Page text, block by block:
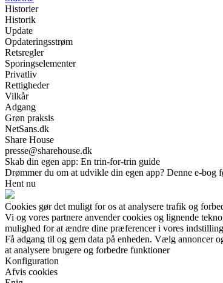
Historier
Historik
Update
Opdateringsstrøm
Retsregler
Sporingselementer
Privatliv
Rettigheder
Vilkår
Adgang
Grøn praksis
NetSans.dk
Share House
presse@sharehouse.dk
Skab din egen app: En trin-for-trin guide
Drømmer du om at udvikle din egen app? Denne e-
Hent nu
Cookies gør det muligt for os at analysere trafik og
Vi og vores partnere anvender cookies og lignende
mulighed for at ændre dine præferencer i vores
Få adgang til og gem data på enheden. Vælg annoncer
at analysere brugere og forbedre funktioner
Konfiguration
Afvis cookies